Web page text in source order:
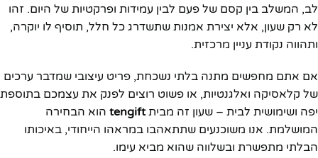
לב, המשלב בין קסם של פעם לבין עמידות ופרקטיות של היום. זהו
לא רק שעון, אלא יצירת אמנות שתשדרג כל חלל, תוסיף לו יוקרה,
ותהווה נקודת עניין מרכזית.
אם אתם מחפשים מתנה בלתי נשכחת, פריט עיצובי שמדבר ערכים
של קלאסיקה ואלגנטיות, או פשוט רוצים לפנק את עצמכם בתוספת
יפה ושימושית לבית – שעון זה מביתtengift הוא הבחירה
המושלמת. אנו משוכנעים שתתאהבו במראהו הייחודי, באיכותו
הבלתי מתפשרת ובשלווה שהוא מביא עימו.